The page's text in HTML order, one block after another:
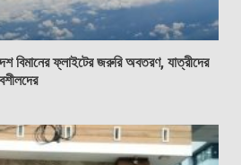
বিমানের ফ্লাইটের জরুরি অবতরণ, যাত্রীদের